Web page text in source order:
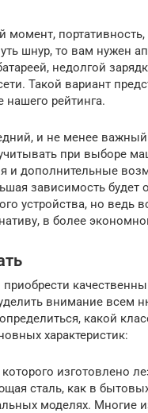
момент,
шнур, то вам нужен
недолгой
Такой вариант
нашего рейтинга.
и не менее важный
при выборе
и дополнительные
зависимость будет
устройства, но ведь
в более
внимание всем
какой
характеристик:
изготовлено
сталь, как в
моделях. Многие